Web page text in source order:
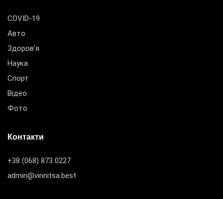
COVID-19
Авто
Здоров’я
Наука
Спорт
Відео
Фото
Контакти
+38 (068) 873 0227
admin@vinnitsa.best